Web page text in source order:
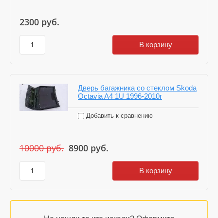
2300 руб.
В корзину
Дверь багажника со стеклом Skoda
Octavia A4 1U 1996-2010г
Добавить к сравнению
10000руб. 8900 руб.
В корзину